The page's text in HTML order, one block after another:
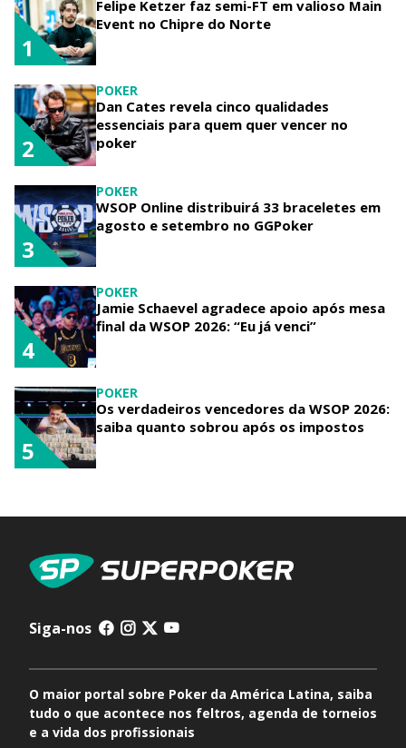
Felipe Ketzer faz semi-FT em valioso Main
Event no Chipre do Norte
1
POKER
Dan Cates revela cinco qualidades
essenciais para quem quer vencer no
poker
2
POKER
WSOP Online distribuirá 33 braceletes em
agosto e setembro no GGPoker
3
POKER
Jamie Schaevel agradece apoio após mesa
final da WSOP 2026: “Eu já venci”
4
POKER
Os verdadeiros vencedores da WSOP 2026:
saiba quanto sobrou após os impostos
5
Siga-nos
O maior portal sobre Poker da América Latina, saiba
tudo o que acontece nos feltros, agenda de torneios
e a vida dos profissionais